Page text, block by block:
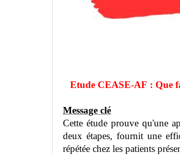
Etude CEASE-AF : Que
Message clé
Cette étude prouve qu'une
deux étapes, fournit une
répétée chez les patients